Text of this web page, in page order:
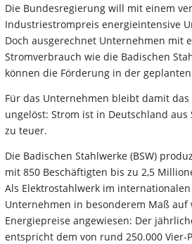
Die Bundesregierung will mit einem
Industriestrompreis energieintensive
Doch ausgerechnet Unternehmen mit
Stromverbrauch wie die Badischen
können die Förderung in der
Für das Unternehmen bleibt damit
ungelöst: Strom ist in Deutschland aus
zu teuer.
Die Badischen Stahlwerke (BSW)
mit 850 Beschäftigten bis zu 2,5
Als Elektrostahlwerk im
Unternehmen in besonderem Maß
Energiepreise angewiesen: Der
entspricht dem von rund 250.000 Vier-